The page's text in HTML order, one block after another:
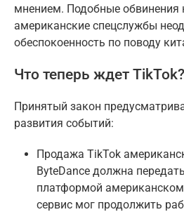
мнением. Подобные обвинения
американские спецслужбы
обеспокоенность по поводу
Что теперь ждет TikTok?
Принятый закон
развития событий:
Продажа TikTok
ByteDance должна
платформой
сервис мог продолжить